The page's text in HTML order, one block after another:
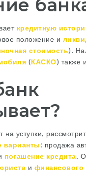
кредитную
положение и
стоимость).
(КАСКО) также
на уступки‚
варианты: продажа
погашение кредита.
и финансового